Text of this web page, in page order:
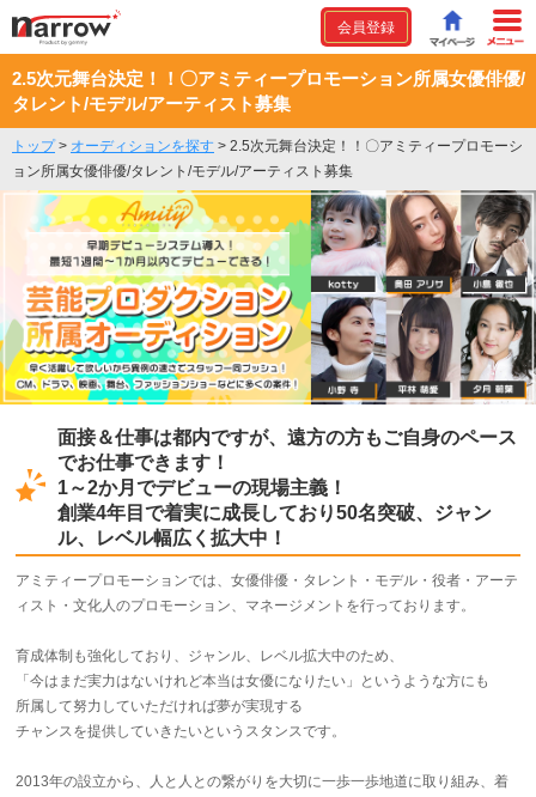
会員登録
2.5次元舞台決定！！〇アミティープロモーション所属女優俳優/
タレント/モデル/アーティスト募集
トップ> オーディションを探す > 2.5次元舞台決定！！〇アミティープロモーシ
ョン所属女優俳優/タレント/モデル/アーティスト募集
面接＆仕事は都内ですが、遠方の方もご自身のペース
でお仕事できます！
1～2か月でデビューの現場主義！
創業4年目で着実に成長しており50名突破、ジャン
ル、レベル幅広く拡大中！
アミティープロモーションでは、女優俳優・タレント・モデル・役者・アーテ
ィスト・文化人のプロモーション、マネージメントを行っております。
育成体制も強化しており、ジャンル、レベル拡大中のため、
「今はまだ実力はないけれど本当は女優になりたい」というような方にも
所属して努力していただければ夢が実現する
チャンスを提供していきたいというスタンスです。
2013年の設立から、人と人との繋がりを大切に一歩一歩地道に取り組み、着